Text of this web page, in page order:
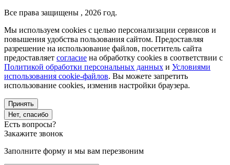
Все права защищены , 2026 год.
Мы используем cookies с целью персонализации сервисов и
повышения удобства пользования сайтом. Предоставляя
разрешение на использование файлов, посетитель сайта
предоставляет согласие на обработку cookies в соответствии с
Политикой обработки персональных данных и Условиями
использования cookie-файлов. Вы можете запретить
использование cookies, изменив настройки браузера.
Принять
Нет, спасибо
Есть вопросы?
Закажите звонок
Заполните форму и мы вам перезвоним